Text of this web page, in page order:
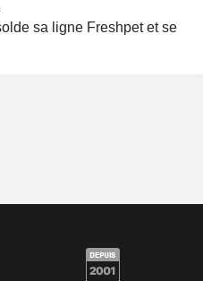
sa ligne Freshpet et se